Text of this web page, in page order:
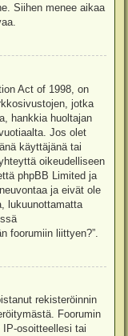
Siihen menee aikaa
Act of 1998, on
jotka
hankkia huoltajan
Jos olet
käyttäjänä tai
oikeudelliseen
phpBB Limited ja
ja eivät ole
lukuunottamatta
foorumiin liittyen?”.
rekisteröinnin
Foorumin
osoitteellesi tai